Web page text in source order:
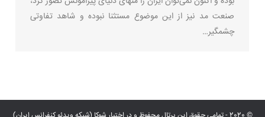
صنعت مد نیز از این موضوع مستثنا نبوده و شاهد تفاوتی
چشمگیر…